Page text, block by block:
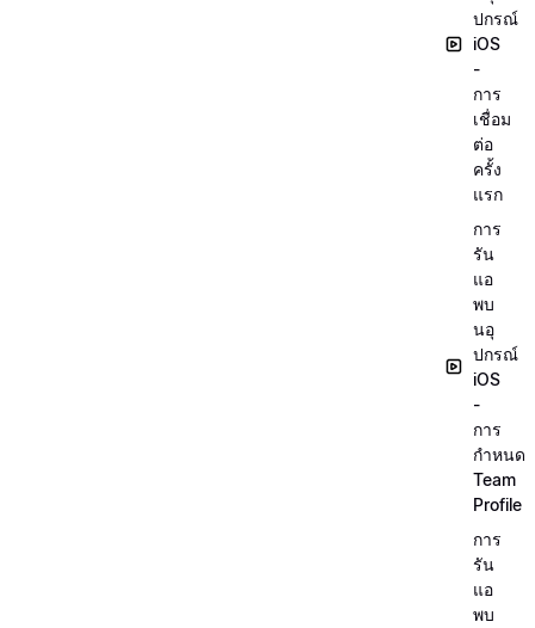
ปกรณ์
iOS
-
การ
เชื่อม
ต่อ
ครั้ง
แรก
การ
รัน
แอ
พบ
นอุ
ปกรณ์
iOS
-
การ
กำหนด
Team
Profile
การ
รัน
แอ
พบ